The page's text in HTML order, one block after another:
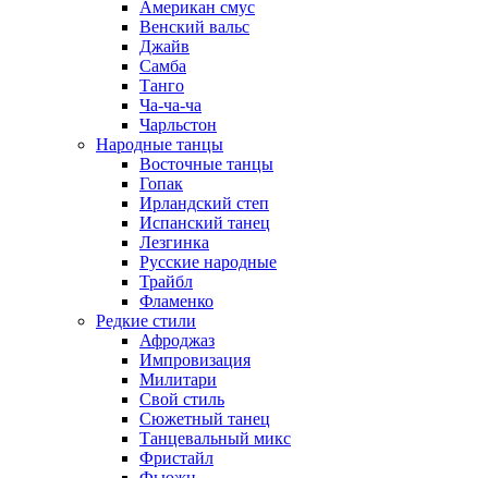
Американ смус
Венский вальс
Джайв
Самба
Танго
Ча-ча-ча
Чарльстон
Народные танцы
Восточные танцы
Гопак
Ирландский степ
Испанский танец
Лезгинка
Русские народные
Трайбл
Фламенко
Редкие стили
Афроджаз
Импровизация
Милитари
Свой стиль
Сюжетный танец
Танцевальный микс
Фристайл